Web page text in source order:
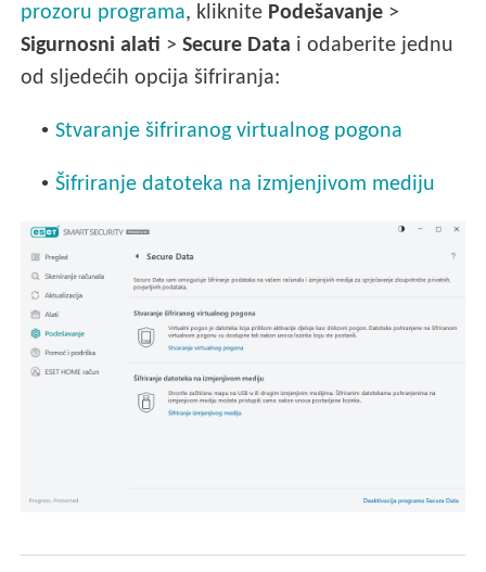
prozoru programa, kliknite Podešavanje >
Sigurnosni alati >Secure Data i odaberite jednu
od sljedećih opcija šifriranja:
• Stvaranje šifriranog virtualnog pogona
• Šifriranje datoteka na izmjenjivom mediju